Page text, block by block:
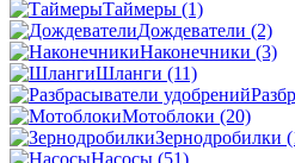
Таймеры (1)
Дождеватели (2)
Наконечники (3)
Шланги (11)
Мотоблоки (20)
Зернодробилки